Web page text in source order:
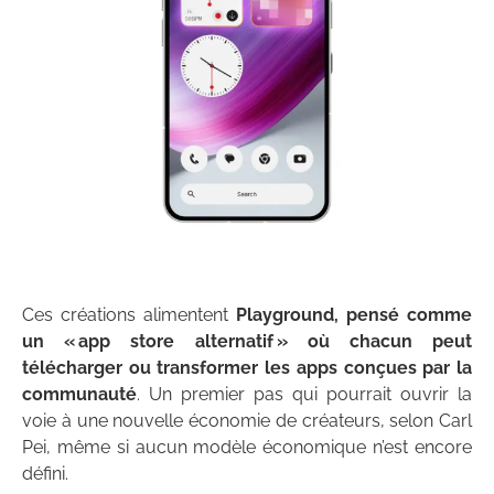
Ces créations alimentent Playground, pensé comme
un « app store alternatif » où chacun peut
télécharger ou transformer les apps conçues par la
communauté. Un premier pas qui pourrait ouvrir la
voie à une nouvelle économie de créateurs, selon Carl
Pei, même si aucun modèle économique n’est encore
défini.